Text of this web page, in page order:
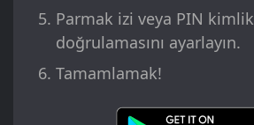
Parmak izi veya PIN kimlik
doğrulamasını ayarlayın.
Tamamlamak!